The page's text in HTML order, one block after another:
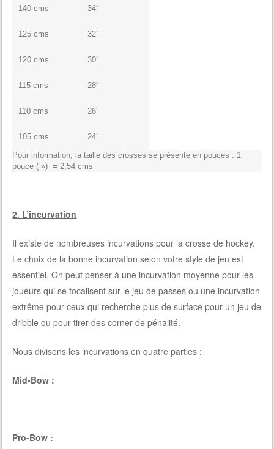
140 cms 34″
125 cms 32″
120 cms 30″
115 cms 28″
110 cms 26″
105 cms
24″
Pour information, la taille des crosses se présente en pouces : 1
pouce ( ») = 2,54 cms
2. L’incurvation
Il existe de nombreuses incurvations pour la crosse de hockey.
Le choix de la bonne incurvation selon votre style de jeu est
essentiel. On peut penser à une incurvation moyenne pour les
joueurs qui se focalisent sur le jeu de passes ou une incurvation
extrême pour ceux qui recherche plus de surface pour un jeu de
dribble ou pour tirer des corner de pénalité.
Nous divisons les incurvations en quatre parties :
Mid-Bow :
Pro-Bow :